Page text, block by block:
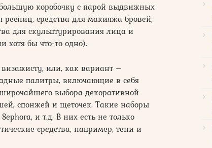
коробочку с парой выдвижных
средства для макияжа бровей,
для скульптурирования лица и
бы что-то одно).
или, как вариант –
палитры, включающие в себя
выбора декоративной
спонжей и щеточек. Такие наборы
и т.д. В них есть не только
средства, например, тени и